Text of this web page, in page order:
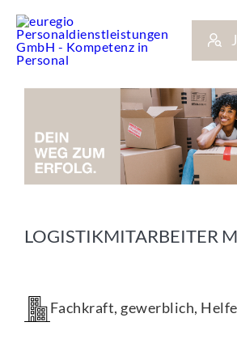
Inhalt
springen
BEWERBER
KONTAKT
LOGISTIKMITARBEITER
Fachkraft, gewerblich,